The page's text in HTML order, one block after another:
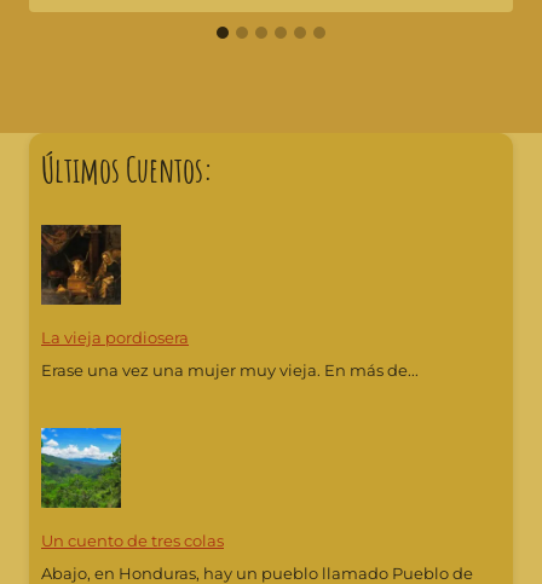
Últimos Cuentos:
La vieja pordiosera
Erase una vez una mujer muy vieja. En más de...
Un cuento de tres colas
Abajo, en Honduras, hay un pueblo llamado Pueblo de